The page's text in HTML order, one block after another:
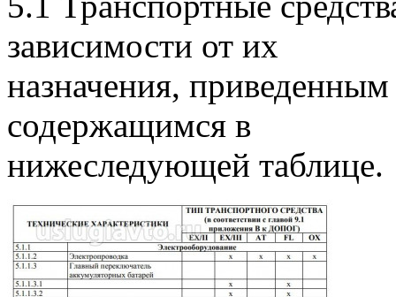
зависимости от их
назначения,
содержащимся в
нижеследующей таблице.